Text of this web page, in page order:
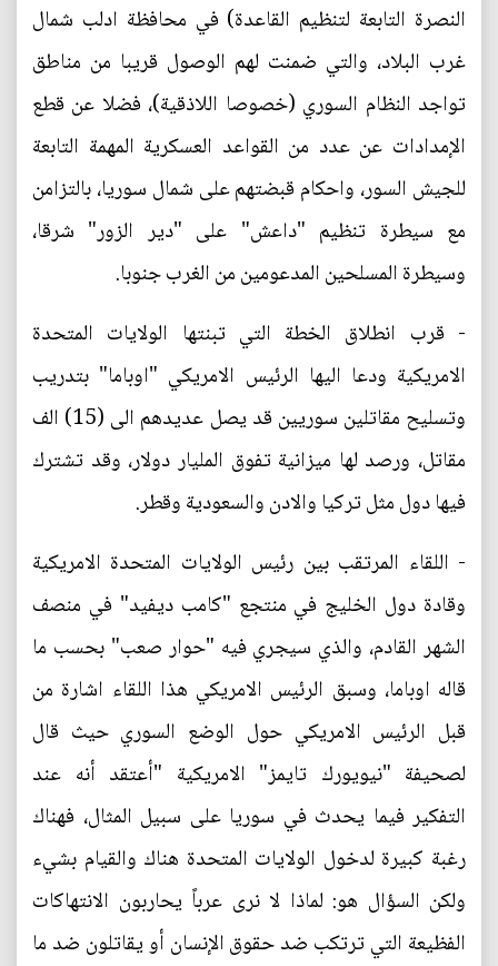
النصرة التابعة لتنظيم القاعدة) في محافظة ادلب شمال
غرب البلاد، والتي ضمنت لهم الوصول قريبا من مناطق
تواجد النظام السوري (خصوصا اللاذقية)، فضلا عن قطع
الإمدادات عن عدد من القواعد العسكرية المهمة التابعة
للجيش السور، واحكام قبضتهم على شمال سوريا، بالتزامن
مع سيطرة تنظيم "داعش" على "دير الزور" شرقا،
وسيطرة المسلحين المدعومين من الغرب جنوبا.
- قرب انطلاق الخطة التي تبنتها الولايات المتحدة
الامريكية ودعا اليها الرئيس الامريكي "اوباما" بتدريب
وتسليح مقاتلين سوريين قد يصل عديدهم الى (15) الف
مقاتل، ورصد لها ميزانية تفوق المليار دولار، وقد تشترك
فيها دول مثل تركيا والادن والسعودية وقطر.
- اللقاء المرتقب بين رئيس الولايات المتحدة الامريكية
وقادة دول الخليج في منتجع "كامب ديفيد" في منصف
الشهر القادم، والذي سيجري فيه "حوار صعب" بحسب ما
قاله اوباما، وسبق الرئيس الامريكي هذا اللقاء اشارة من
قبل الرئيس الامريكي حول الوضع السوري حيث قال
لصحيفة "نيويورك تايمز" الامريكية "أعتقد أنه عند
التفكير فيما يحدث في سوريا على سبيل المثال، فهناك
رغبة كبيرة لدخول الولايات المتحدة هناك والقيام بشيء
ولكن السؤال هو: لماذا لا نرى عرباً يحاربون الانتهاكات
الفظيعة التي ترتكب ضد حقوق الإنسان أو يقاتلون ضد ما